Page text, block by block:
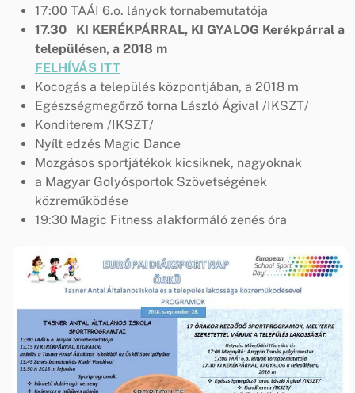
17:00 TAÁI 6.o. lányok tornabemutatója
17.30 KI KERÉKPÁRRAL, KI GYALOG Kerékpárral a
településen, a 2018 m
FELHÍVÁS ITT
Kocogás a település központjában, a 2018 m
Egészségmegőrző torna László Ágival /IKSZT/
Konditerem /IKSZT/
Nyílt edzés Magic Dance
Mozgásos sportjátékok kicsiknek, nagyoknak
a Magyar Golyósportok Szövetségének
közreműködése
19:30 Magic Fitness alakformáló zenés óra